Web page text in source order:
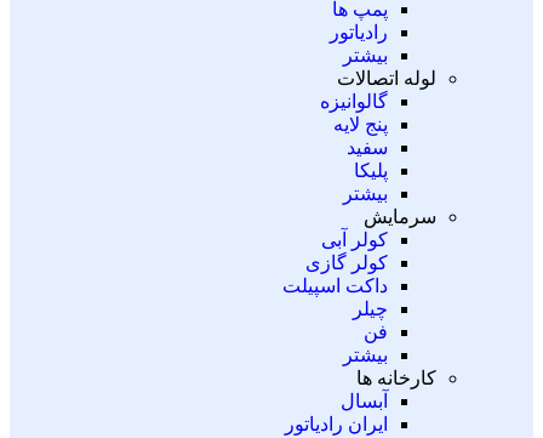
پمپ ها
رادیاتور
بیشتر
لوله اتصالات
گالوانیزه
پنج لایه
سفید
پلیکا
بیشتر
سرمایش
کولر آبی
کولر گازی
داکت اسپیلت
چیلر
فن
بیشتر
کارخانه ها
آبسال
ایران رادیاتور